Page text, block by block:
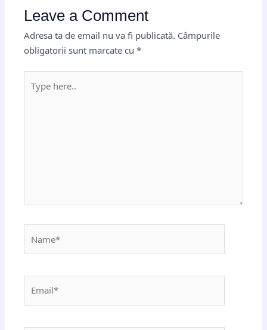
Leave a Comment
Adresa ta de email nu va fi publicată. Câmpurile
obligatorii sunt marcate cu*
here..